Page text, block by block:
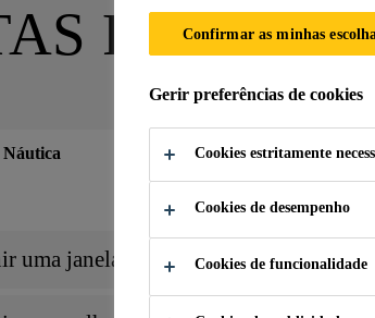
Náutica
uma janela a um barco?
Confirmar as minhas
Gerir preferências de cookies
Cookies estritamente
Cookies de desempenho
Cookies de funcionalidade